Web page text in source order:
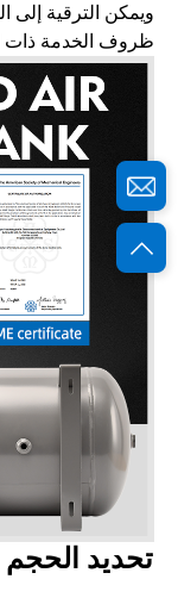
ظروف الخدمة ذات
تحديد الحجم